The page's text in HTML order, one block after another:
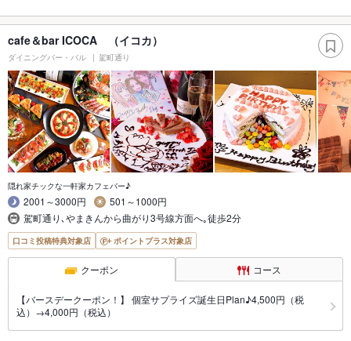
cafe＆bar ICOCA （イコカ）
ダイニングバー・バル 駕町通り
隠れ家チックな一軒家カフェバー♪
2001～3000円
501～1000円
駕町通り､やまきんから曲がり3号線方面へ｡徒歩2分
口コミ投稿特典対象店 ポイントプラス対象店
クーポン コース
【バースデークーポン！】 個室サプライズ誕生日Plan♪4,500円（税
込）→4,000円（税込）